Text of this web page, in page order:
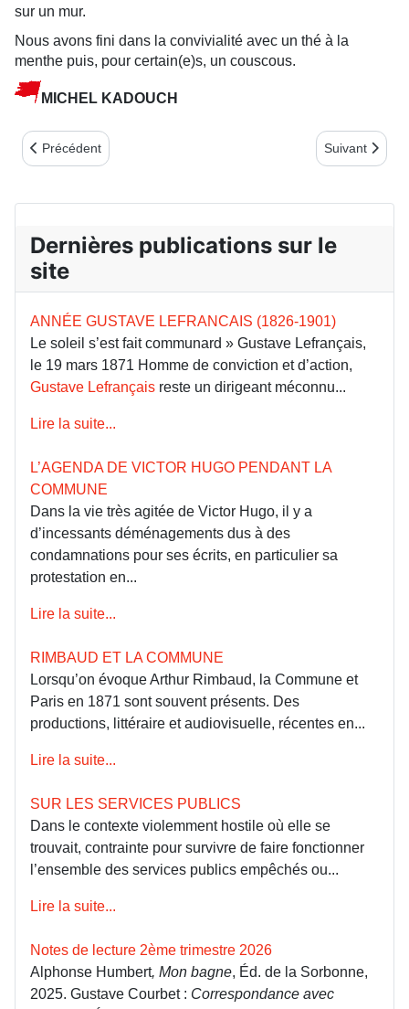
sur un mur.
Nous avons fini dans la convivialité avec un thé à la
menthe puis, pour certain(e)s, un couscous.
MICHEL KADOUCH
Article précédent : Editorial février 2015 : Centenaire du décès
Précédent Article
Suivant
Dernières publications sur le
site
ANNÉE GUSTAVE LEFRANCAIS (1826-1901)
Le soleil s’est fait communard » Gustave Lefrançais,
le 19 mars 1871 Homme de conviction et d’action,
Gustave Lefrançais reste un dirigeant méconnu...
Lire la suite...
L’AGENDA DE VICTOR HUGO PENDANT LA
COMMUNE
Dans la vie très agitée de Victor Hugo, il y a
d’incessants déménagements dus à des
condamnations pour ses écrits, en particulier sa
protestation en...
Lire la suite...
RIMBAUD ET LA COMMUNE
Lorsqu’on évoque Arthur Rimbaud, la Commune et
Paris en 1871 sont souvent présents. Des
productions, littéraire et audiovisuelle, récentes en...
Lire la suite...
SUR LES SERVICES PUBLICS
Dans le contexte violemment hostile où elle se
trouvait, contrainte pour survivre de faire fonctionner
l’ensemble des services publics empêchés ou...
Lire la suite...
Notes de lecture 2ème trimestre 2026
Alphonse Humbert, Mon bagne, Éd. de la Sorbonne,
2025. Gustave Courbet : Correspondance avec